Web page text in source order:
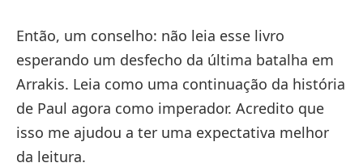
Então, um conselho: não leia esse livro
esperando um desfecho da última batalha em
Arrakis. Leia como uma continuação da história
de Paul agora como imperador. Acredito que
isso me ajudou a ter uma expectativa melhor
da leitura.